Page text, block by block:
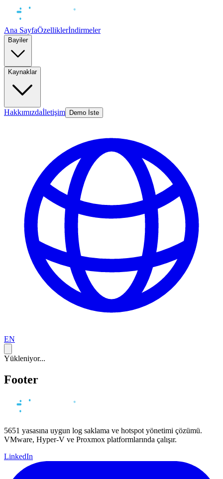
Ana SayfaÖzelliklerİndirmeler
Bayiler
Kaynaklar
Hakkımızdaİletişim Demo İste
EN
Yükleniyor...
Footer
5651 yasasına uygun log saklama ve hotspot yönetimi çözümü.
VMware, Hyper-V ve Proxmox platformlarında çalışır.
LinkedIn